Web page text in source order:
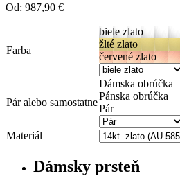
Od: 987,90 €
Farba
biele zlato
žlté zlato
červené zlato
Pár alebo samostatne
Dámska obrúčka
Pánska obrúčka
Pár
Materiál
Dámsky prsteň